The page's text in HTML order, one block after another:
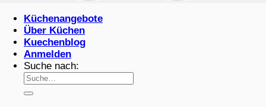
Küchenangebote
Über Küchen
Kuechenblog
Anmelden
Suche nach: